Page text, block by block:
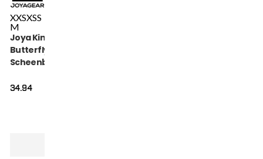
XXSXSS
M
Joya Kinder
Butterfly
Scheenbeschermers
34.94